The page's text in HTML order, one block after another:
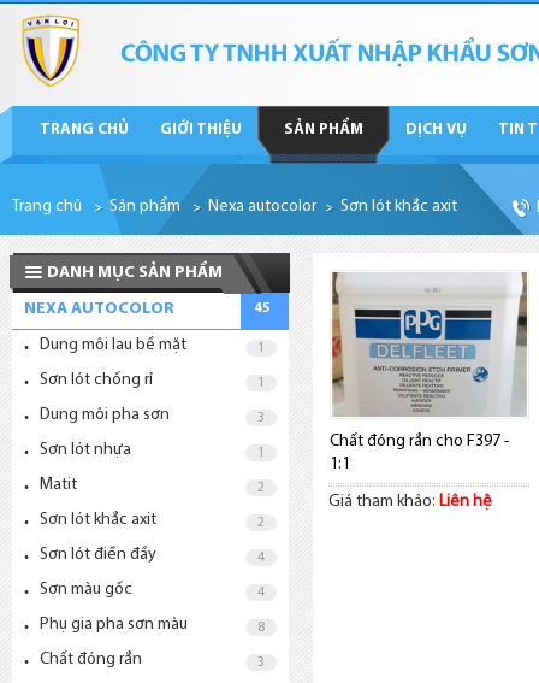
TRANG CHỦ GIỚI THIỆU SẢN PHẨM DỊCH VỤ TIN
Trang chủ Sản phẩm Nexa autocolor Sơn lót khắc axit
DANH MỤC SẢN PHẨM
NEXA AUTOCOLOR
45
Dung môi lau bề mặt 1
Sơn lót chống rỉ 1
Dung môi pha sơn 3
Sơn lót nhựa 1
Matit 2
Sơn lót khắc axit 2
Sơn lót điền đầy 4
Sơn màu gốc 4
Phụ gia pha sơn màu 8
Chất đóng rắn 3
Chất đóng rắn cho F397 -
1:1
Giá tham khảo: Liên hệ